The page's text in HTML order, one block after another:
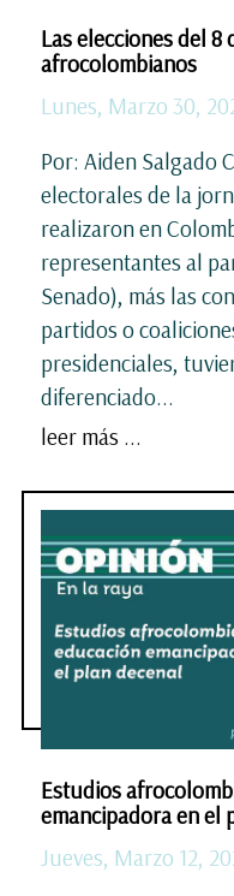
Las elecciones del
afrocolombianos
Lunes, Marzo 30,
Por: Aiden Salgado
electorales de la
realizaron en
representantes al
Senado), más las
partidos o
presidenciales,
diferenciado...
leer más ...
Estudios
emancipadora en el
Jueves, Marzo 12,